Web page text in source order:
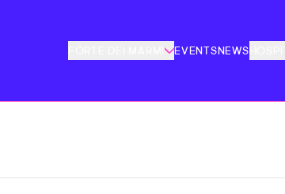
FORTE DEI MARMI EVENTSNEWS